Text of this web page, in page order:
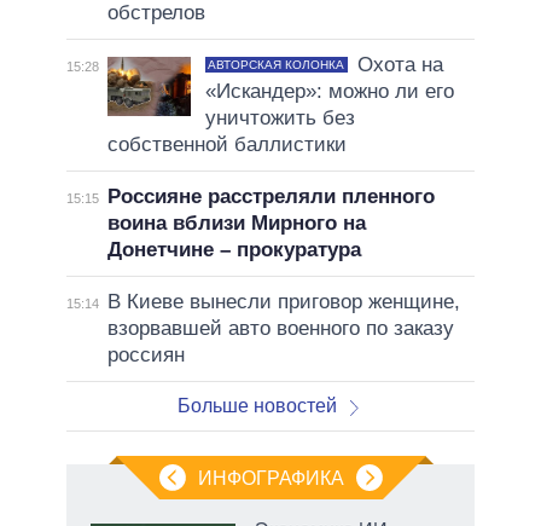
обстрелов
15:28 АВТОРСКАЯ КОЛОНКА
Охота на
«Искандер»: можно ли его
уничтожить без
собственной баллистики
15:15
Россияне расстреляли пленного
воина вблизи Мирного на
Донетчине – прокуратура
15:14
В Киеве вынесли приговор женщине,
взорвавшей авто военного по заказу
россиян
Больше новостей
ИНФОГРАФИКА